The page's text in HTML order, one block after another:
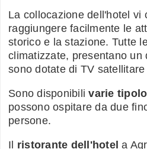
La collocazione dell'hotel vi
raggiungere facilmente le
storico e la stazione. Tutte
climatizzate, presentano un
sono dotate di TV
Sono disponibilivarie
possono ospitare da due
persone.
Il ristorante dell'hotel a